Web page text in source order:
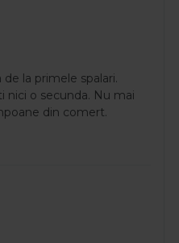
la primele spalari.
nici o secunda. Nu mai
din comert.